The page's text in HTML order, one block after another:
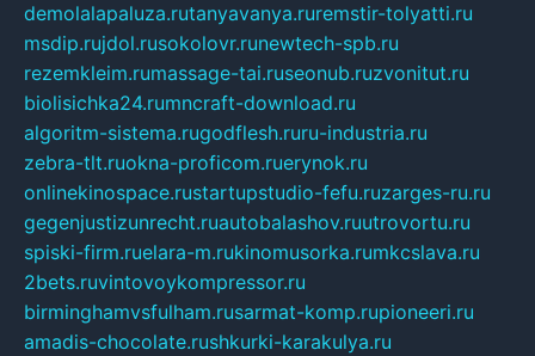
demolalapaluza.rutanyavanya.ruremstir-tolyatti.ru
msdip.rujdol.rusokolovr.runewtech-spb.ru
rezemkleim.rumassage-tai.ruseonub.ruzvonitut.ru
biolisichka24.rumncraft-download.ru
algoritm-sistema.rugodflesh.ruru-industria.ru
zebra-tlt.ruokna-proficom.ruerynok.ru
onlinekinospace.rustartupstudio-fefu.ruzarges-ru.ru
gegenjustizunrecht.ruautobalashov.ruutrovortu.ru
spiski-firm.ruelara-m.rukinomusorka.rumkcslava.ru
2bets.ruvintovoykompressor.ru
birminghamvsfulham.rusarmat-komp.rupioneeri.ru
amadis-chocolate.rushkurki-karakulya.ru